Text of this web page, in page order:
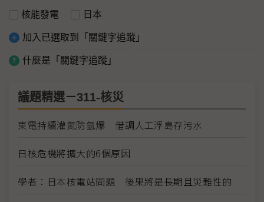
核能發電 日本
加入已選取到「關鍵字追蹤」
什麼是「關鍵字追蹤」
議題精選－311-核災
東電持續灌氮防氫爆 借調人工浮島存污水
日核危機將擴大的6個原因
學者：日本核電站問題 後果將是長期且災難性的